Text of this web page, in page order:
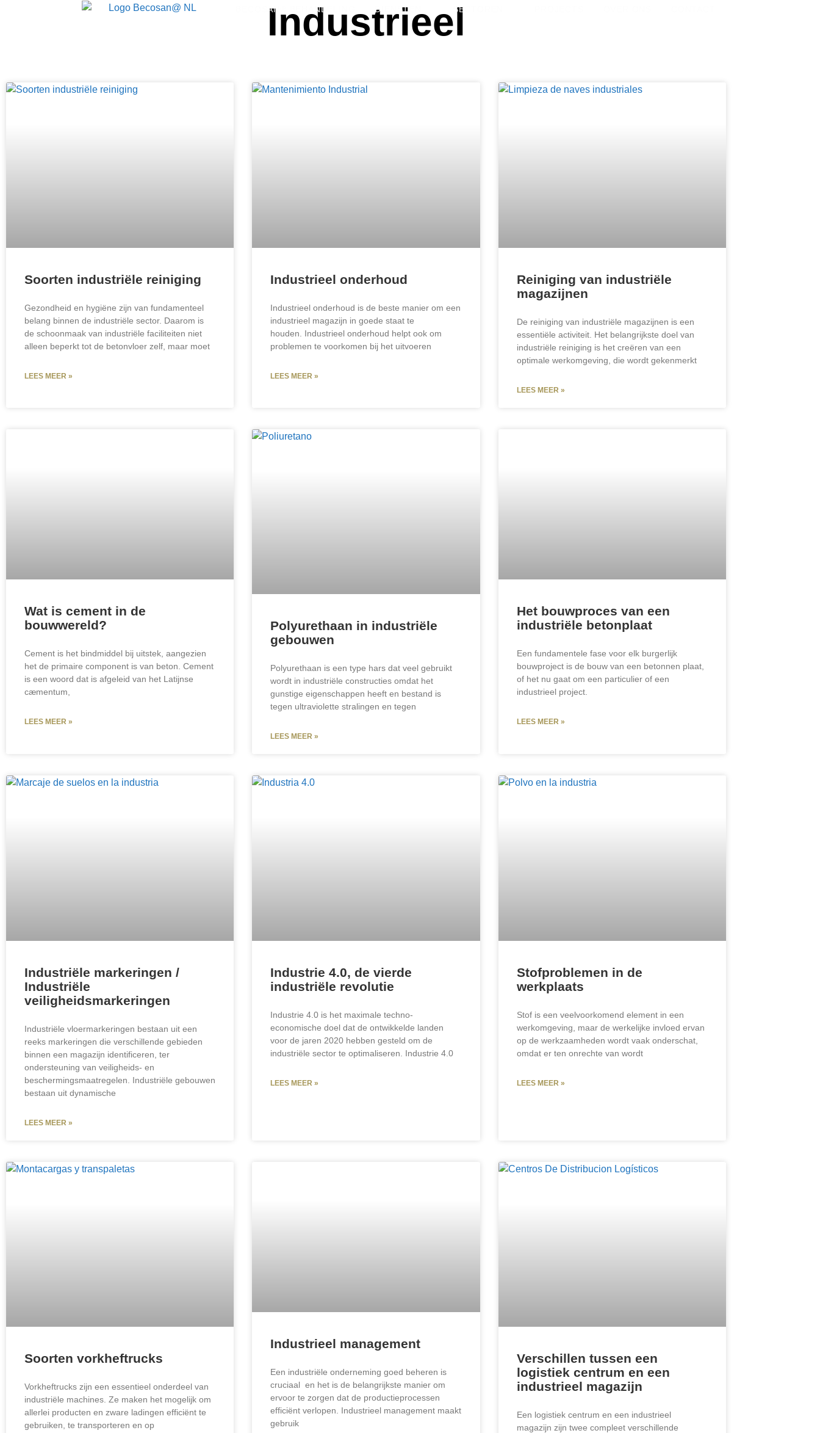
BECOSAN® BEHANDELING DIENSTEN SECTOREN
Industrieel
Soorten industriële reiniging
Gezondheid en hygiëne zijn van fundamenteel
belang binnen de industriële sector. Daarom is
de schoonmaak van industriële faciliteiten niet
alleen beperkt tot de betonvloer zelf, maar moet
LEES MEER »
Industrieel onderhoud
Industrieel onderhoud is de beste manier om een
industrieel magazijn in goede staat te
houden. Industrieel onderhoud helpt ook om
problemen te voorkomen bij het uitvoeren
LEES MEER »
Reiniging van industriële
magazijnen
De reiniging van industriële magazijnen is een
essentiële activiteit. Het belangrijkste doel van
industriële reiniging is het creëren van een
optimale werkomgeving, die wordt gekenmerkt
LEES MEER »
Wat is cement in de
bouwwereld?
Cement is het bindmiddel bij uitstek, aangezien
het de primaire component is van beton. Cement
is een woord dat is afgeleid van het Latijnse
cæmentum,
LEES MEER »
Polyurethaan in industriële
gebouwen
Polyurethaan is een type hars dat veel gebruikt
wordt in industriële constructies omdat het
gunstige eigenschappen heeft en bestand is
tegen ultraviolette stralingen en tegen
LEES MEER »
Het bouwproces van een
industriële betonplaat
Een fundamentele fase voor elk burgerlijk
bouwproject is de bouw van een betonnen plaat,
of het nu gaat om een particulier of een
industrieel project.
LEES MEER »
Industriële markeringen /
Industriële
veiligheidsmarkeringen
Industriële vloermarkeringen bestaan uit een
reeks markeringen die verschillende gebieden
binnen een magazijn identificeren, ter
ondersteuning van veiligheids- en
beschermingsmaatregelen. Industriële gebouwen
bestaan uit dynamische
LEES MEER »
Industrie 4.0, de vierde
industriële revolutie
Industrie 4.0 is het maximale techno-
economische doel dat de ontwikkelde landen
voor de jaren 2020 hebben gesteld om de
industriële sector te optimaliseren. Industrie 4.0
LEES MEER »
Stofproblemen in de
werkplaats
Stof is een veelvoorkomend element in een
werkomgeving, maar de werkelijke invloed ervan
op de werkzaamheden wordt vaak onderschat,
omdat er ten onrechte van wordt
LEES MEER »
Soorten vorkheftrucks
Vorkheftrucks zijn een essentieel onderdeel van
industriële machines. Ze maken het mogelijk om
allerlei producten en zware ladingen efficiënt te
gebruiken, te transporteren en op
Industrieel management
Een industriële onderneming goed beheren is
cruciaal en het is de belangrijkste manier om
ervoor te zorgen dat de productieprocessen
efficiënt verlopen. Industrieel management maakt
gebruik
Verschillen tussen een
logistiek centrum en een
industrieel magazijn
Een logistiek centrum en een industrieel
magazijn zijn twee compleet verschillende